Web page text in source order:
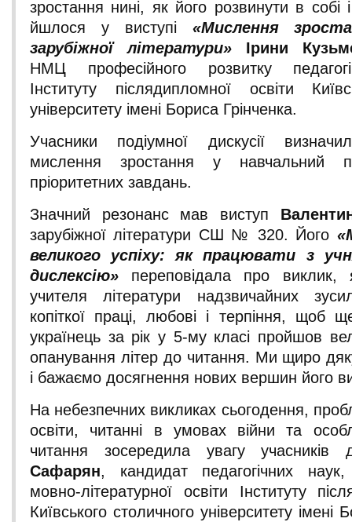
зростання нині, як його розвинути в
йшлося у виступі «Мислення
зарубіжної літератури»
Ірини
НМЦ професійного розвитку
Інституту післядипломної освіти
університету імені Бориса Грінченка.
Учасники подіумної дискусії
мислення зростання у навчальний
пріоритетних завдань.
Значний резонанс мав виступ
зарубіжної літератури СШ № 320. Його
великого успіху: як працювати з
дислексію» переповідала про виклик,
учителя літератури надзвичайних
копіткої праці, любові і терпіння, щоб
українець за рік у 5-му класі пройшов
опанування літер до читання. Ми щиро
і бажаємо досягнення нових вершин його
На небезпечних викликах сьогодення,
освіти, читанні в умовах війни та
читання зосередила увагу учасників
Сафарян, кандидат педагогічних
мовно-літературної освіти Інституту
Київського столичного університету імені